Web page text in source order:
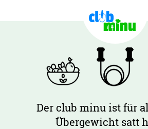
Der club minu ist für
Übergewicht satt